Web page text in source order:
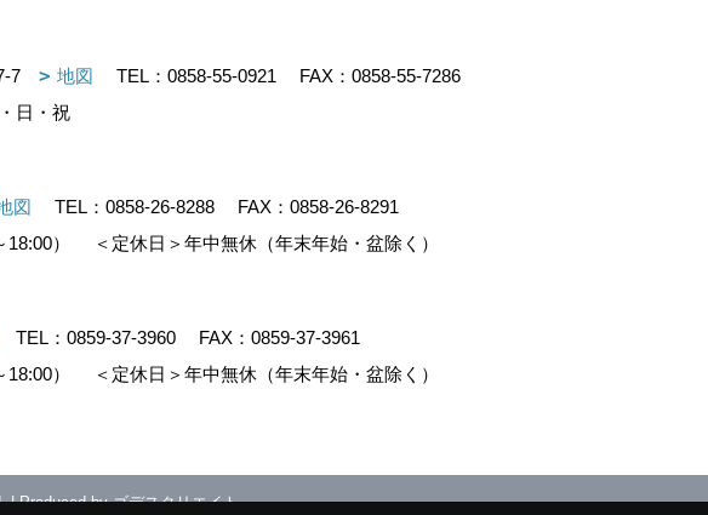
7 地図 TEL： 0858-55-0921
FAX：0858-55-7286
日・祝
図 TEL： 0858-26-8288
FAX：0858-26-8291
18:00）
＜定休日＞年中無休（年末年始・盆除く）
TEL： 0859-37-3960
FAX：0859-37-3961
18:00）
＜定休日＞年中無休（年末年始・盆除く）
|Produced byゴデスクリエイト